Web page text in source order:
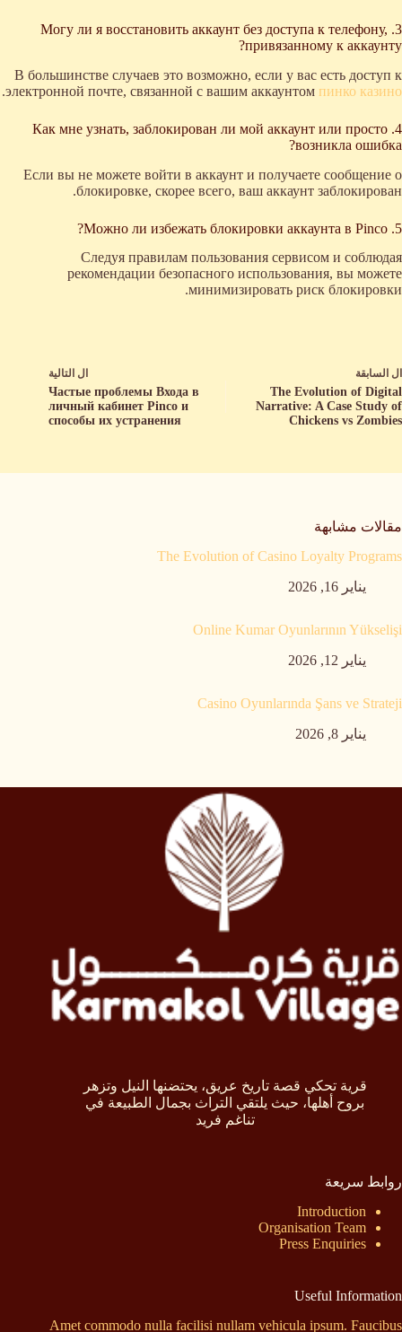
3. Могу ли я восстановить аккаунт без доступа к телефону,
привязанному к аккаунту?
В большинстве случаев это возможно, если у вас есть доступ к
электронной почте, связанной с вашим аккаунтом пинко казино
.
4. Как мне узнать, заблокирован ли мой аккаунт или просто
возникла ошибка?
Если вы не можете войти в аккаунт и получаете сообщение о
блокировке, скорее всего, ваш аккаунт заблокирован.
5. Можно ли избежать блокировки аккаунта в Pinco?
Следуя правилам пользования сервисом и соблюдая
рекомендации безопасного использования, вы можете
минимизировать риск блокировки.
ال السابقة
The Evolution of Digital
Narrative: A Case Study of
Chickens vs Zombies
ال التالية
Частые проблемы Входа в
личный кабинет Pinco и
способы их устранения
مقالات مشابهة
The Evolution of Casino Loyalty Programs
يناير 16, 2026
Online Kumar Oyunlarının Yükselişi
يناير 12, 2026
Casino Oyunlarında Şans ve Strateji
يناير 8, 2026
قرية تحكي قصة تاريخ عريق، يحتضنها النيل وتزهر
بروح أهلها، حيث يلتقي التراث بجمال الطبيعة في
تناغم فريد
روابط سريعة
Introduction
Organisation Team
Press Enquiries
Useful Information
Amet commodo nulla facilisi nullam vehicula ipsum. Faucibus